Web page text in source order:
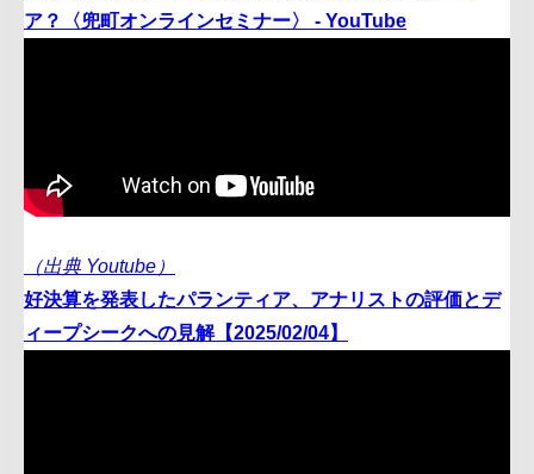
ア？〈兜町オンラインセミナー〉 - YouTube
（出典 Youtube）
好決算を発表したパランティア、アナリストの評価とデ
ィープシークへの見解【2025/02/04】